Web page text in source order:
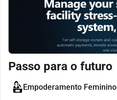
Passo para o futuro
Empoderamento Feminino